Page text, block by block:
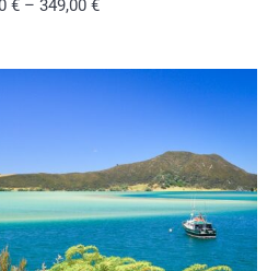
Die
können
auf
der
€ – 349,00 €